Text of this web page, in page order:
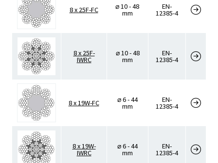
8 x 25F-FC ⌀ 10 - 48
mm
EN-
12385-4
8 x 25F-
IWRC
⌀ 10 - 48
mm
EN-
12385-4
8 x 19W-FC ⌀ 6 - 44
mm
EN-
12385-4
8 x 19W-
IWRC
⌀ 6 - 44
mm
EN-
12385-4